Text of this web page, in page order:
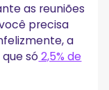
as reuniões
precisa
a
só2,5% de